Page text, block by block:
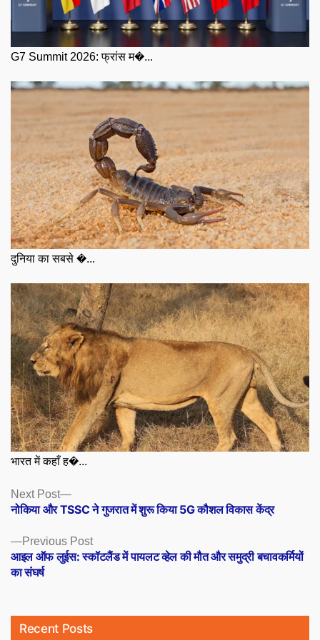
G7 Summit 2026: फ्रांस म�...
दुनिया का सबसे �...
भारत में कहाँ ह�...
Posts
navigation
Previous PostPrevious
post:
आइल ऑफ लुईस: स्कॉटलैंड में पायलट व्हेल की मौत और समुद्री बचावकर्मियों
का संघर्ष
Next Post
Next
post:
नोकिया और TSSC ने गुजरात में शुरू किया 5G कौशल विकास केंद्र
Recent Posts